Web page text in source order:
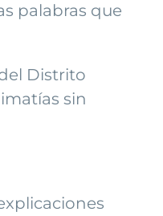
palabras que
Distrito
sin